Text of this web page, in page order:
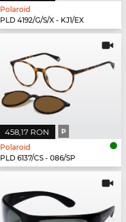
Polaroid
PLD 4192/G/S/X - KJ1/EX
458,17 RON P
Polaroid
PLD 6137/CS - 086/SP